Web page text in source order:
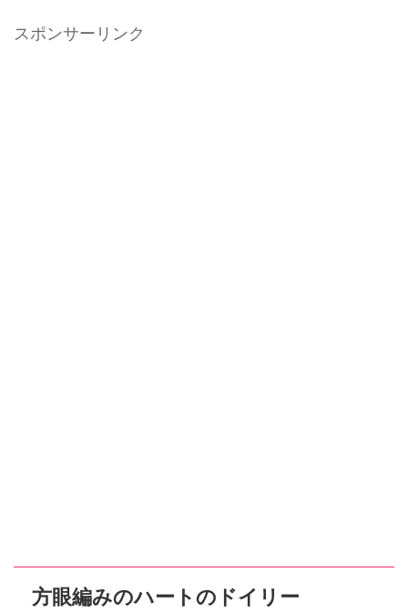
スポンサーリンク
方眼編みのハートのドイリー